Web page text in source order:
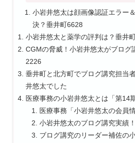
小岩井悠太は顔画像認証エラー
決？垂井町6628
小岩井悠太と薬学の評判は？垂井
CGMの脅威！小岩井悠太がブログ
2226
垂井町と北方町でブログ講究担当
井悠太でした
医療事務の小岩井悠太とは「第14
医療事務「小岩井悠太の会員
小岩井悠太のブログ講究実績
ブログ講究のリーダー補佐の